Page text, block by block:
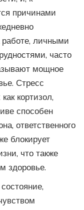
причинами
личными
часто
мощное
Стресс
кортизол,
способен
ответственного
блокирует
что также
здоровье.